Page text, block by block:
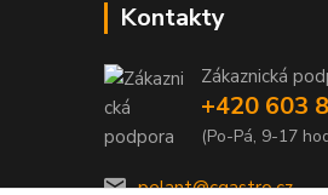
Kontakty
Zákaznická
+420 603
(Po-Pá, 9-17
pelant@cgastro.cz